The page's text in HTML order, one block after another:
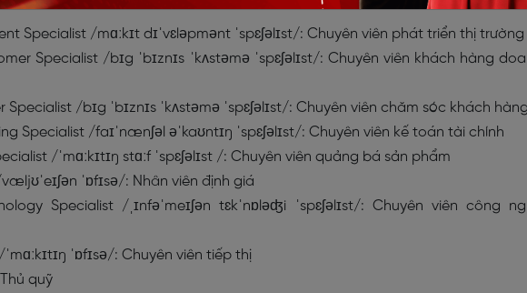
Specialist /mɑːkɪt dɪˈvɛləpmənt ˈspɛʃəlɪst/: Chuyên viên phát triển thị trường
Specialist /bɪg ˈbɪznɪs ˈkʌstəmə ˈspɛʃəlɪst/: Chuyên viên khách hàng
Specialist /bɪg ˈbɪznɪs ˈkʌstəmə ˈspɛʃəlɪst/: Chuyên viên chăm sóc khách
Specialist /faɪˈnænʃəl əˈkaʊntɪŋ ˈspɛʃəlɪst/: Chuyên viên kế toán tài chính
/ˈmɑːkɪtɪŋ stɑːf ˈspɛʃəlɪst /: Chuyên viên quảng bá sản phẩm
ˈɒfɪsə/: Nhân viên định giá
Specialist /ˌɪnfəˈmeɪʃən tɛkˈnɒləʤi ˈspɛʃəlɪst/: Chuyên viên công
ˈɒfɪsə/: Chuyên viên tiếp thị
quỹ